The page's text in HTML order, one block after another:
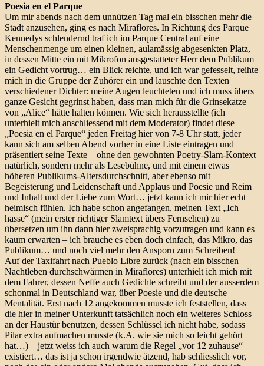
Poesia en el Parque
Um mir abends nach dem unnützen Tag mal ein bisschen mehr die
Stadt anzusehen, ging es nach Miraflores. In Richtung des Parque
Kennedys schlendernd traf ich im Parque Central auf eine
Menschenmenge um einen kleinen, aulamässig abgesenkten Platz,
in dessen Mitte ein mit Mikrofon ausgestatteter Herr dem Publikum
ein Gedicht vortrug… ein Blick reichte, und ich war gefesselt, reihte
mich in die Gruppe der Zuhörer ein und lauschte den Texten
verschiedener Dichter: meine Augen leuchteten und ich muss übers
ganze Gesicht gegrinst haben, dass man mich für die Grinsekatze
von „Alice“ hätte halten können. Wie sich herausstellte (ich
unterhielt mich anschliessend mit dem Moderator) findet diese
„Poesia en el Parque“ jeden Freitag hier von 7-8 Uhr statt, jeder
kann sich am selben Abend vorher in eine Liste eintragen und
präsentiert seine Texte – ohne den gewohnten Poetry-Slam-Kontext
natürlich, sondern mehr als Lesebühne, und mit einem etwas
höheren Publikums-Altersdurchschnitt, aber ebenso mit
Begeisterung und Leidenschaft und Applaus und Poesie und Reim
und Inhalt und der Liebe zum Wort… jetzt kann ich mir hier echt
heimisch fühlen. Ich habe schon angefangen, meinen Text „Ich
hasse“ (mein erster richtiger Slamtext übers Fernsehen) zu
übersetzen um ihn dann hier zweisprachig vorzutragen und kann es
kaum erwarten – ich brauche es eben doch einfach, das Mikro, das
Publikum… und noch viel mehr den Ansporn zum Schreiben!
Auf der Taxifahrt nach Pueblo Libre zurück (nach ein bisschen
Nachtleben durchschwärmen in Miraflores) unterhielt ich mich mit
dem Fahrer, dessen Neffe auch Gedichte schreibt und der ausserdem
schonmal in Deutschland war, über Poesie und die deutsche
Mentalität. Erst nach 12 angekommen musste ich feststellen, dass
die hier in meiner Unterkunft tatsächlich noch ein weiteres Schloss
an der Haustür benutzen, dessen Schlüssel ich nicht habe, sodass
Pilar extra aufmachen musste (k.A. wie sie mich so leicht gehört
hat…) – jetzt weiss ich auch warum die Regel „vor 12 zuhause“
existiert… das ist ja schon irgendwie ätzend, hab schliesslich vor,